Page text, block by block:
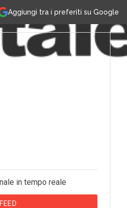
Aggiungi tra i preferiti su Google
in tempo reale